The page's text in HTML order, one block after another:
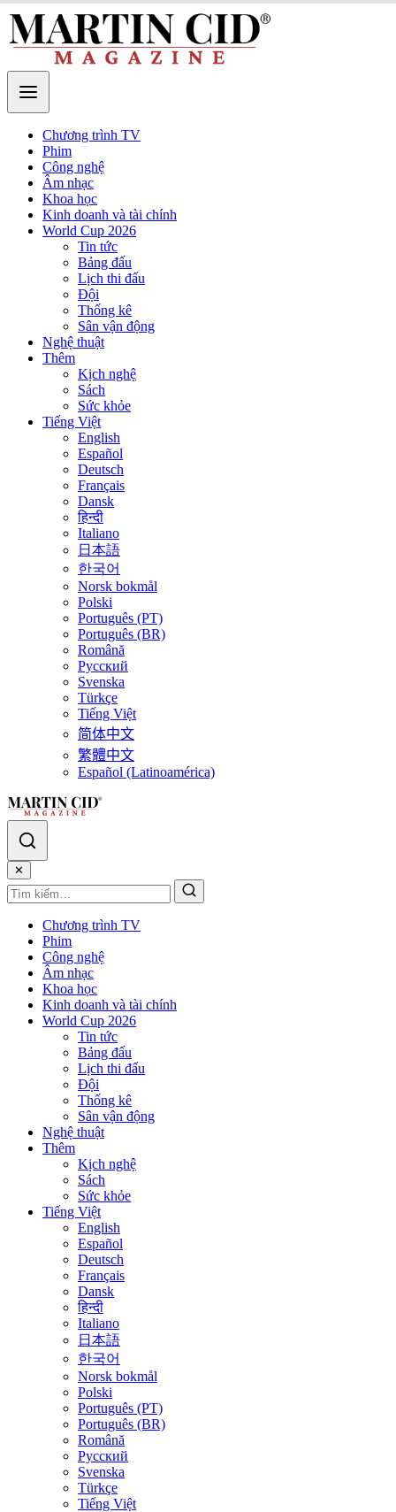
Chương trình TV
Phim
Công nghệ
Âm nhạc
Khoa học
Kinh doanh và tài chính
World Cup 2026
Tin tức
Bảng đấu
Lịch thi đấu
Đội
Thống kê
Sân vận động
Nghệ thuật
Thêm
Kịch nghệ
Sách
Sức khỏe
Tiếng Việt
English
Español
Deutsch
Français
Dansk
हिन्दी
Italiano
日本語
한국어
Norsk bokmål
Polski
Português (PT)
Português (BR)
Română
Русский
Svenska
Türkçe
Tiếng Việt
简体中文
繁體中文
Español (Latinoamérica)
✕
Chương trình TV
Phim
Công nghệ
Âm nhạc
Khoa học
Kinh doanh và tài chính
World Cup 2026
Tin tức
Bảng đấu
Lịch thi đấu
Đội
Thống kê
Sân vận động
Nghệ thuật
Thêm
Kịch nghệ
Sách
Sức khỏe
Tiếng Việt
English
Español
Deutsch
Français
Dansk
हिन्दी
Italiano
日本語
한국어
Norsk bokmål
Polski
Português (PT)
Português (BR)
Română
Русский
Svenska
Türkçe
Tiếng Việt